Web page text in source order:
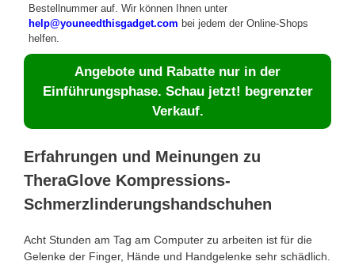
Bestellnummer auf. Wir können Ihnen unter
help@youneedthisgadget.com bei jedem der Online-Shops
helfen.
Angebote und Rabatte nur in der
Einführungsphase. Schau jetzt! begrenzter
Verkauf.
Erfahrungen und Meinungen zu
TheraGlove Kompressions-
Schmerzlinderungshandschuhen
Acht Stunden am Tag am Computer zu arbeiten ist für die
Gelenke der Finger, Hände und Handgelenke sehr schädlich.